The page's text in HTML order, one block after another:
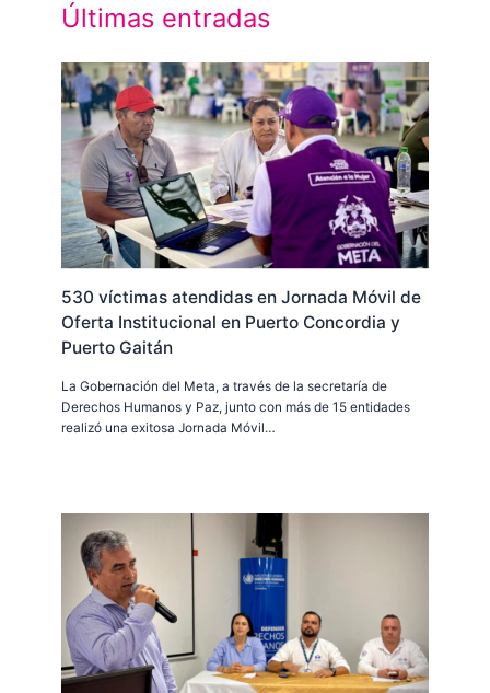
Últimas entradas
530 víctimas atendidas en Jornada Móvil de
Oferta Institucional en Puerto Concordia y
Puerto Gaitán
La Gobernación del Meta, a través de la secretaría de
Derechos Humanos y Paz, junto con más de 15 entidades
realizó una exitosa Jornada Móvil…